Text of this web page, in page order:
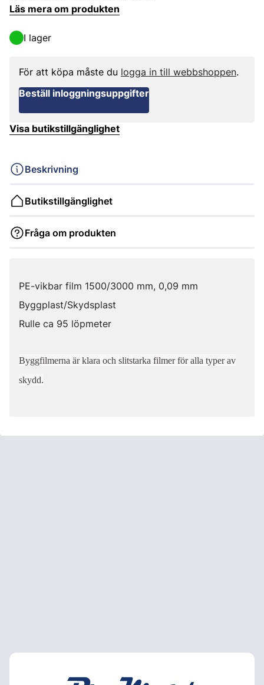
Läs mera om produkten
I lager
För att köpa måste du logga in till webbshoppen.
Beställ inloggningsuppgifter
Visa butikstillgänglighet
Beskrivning
Butikstillgänglighet
Fråga om produkten
PE-vikbar film 1500/3000 mm, 0,09 mm
Byggplast/Skydsplast
Rulle ca 95 löpmeter
Byggfilmerna är klara och slitstarka filmer för alla typer av
skydd.